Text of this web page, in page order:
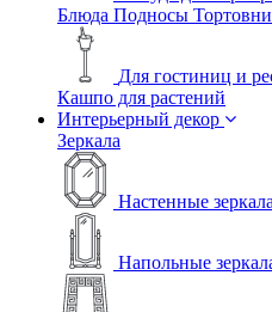
Блюда Подносы
Для гостиниц и
Кашпо для растений
Интерьерный декор
Зеркала
Настенные зеркала
Напольные